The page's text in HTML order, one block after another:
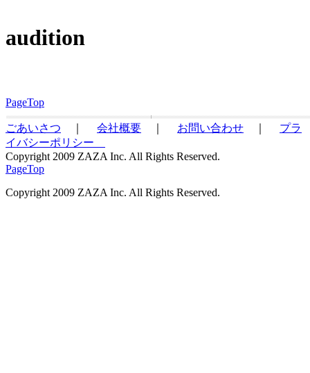
audition
PageTop
ごあいさつ 会社概要 お問い合わせ
プラ
イバシーポリシー
Copyright 2009 ZAZA Inc. All Rights Reserved.
PageTop
Copyright 2009 ZAZA Inc. All Rights Reserved.